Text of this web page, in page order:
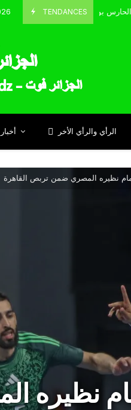
TENDANCES
الحارس بوحلفاية يتحدث
أخبار الرأي والرأي الأخر
نظيره المصري ضمن تربص القاهرة
نظيره